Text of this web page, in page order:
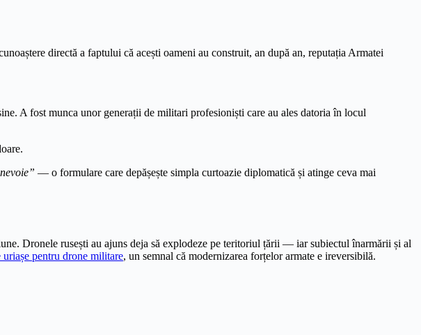
directă a faptului că acești oameni au construit, an după an, reputația Armatei
A fost munca unor generații de militari profesioniști care au ales datoria în locul
— o formulare care depășește simpla curtoazie diplomatică și atinge ceva mai
Dronele rusești au ajuns deja să explodeze pe teritoriul țării — iar subiectul înarmării și al
pentru drone militare, un semnal că modernizarea forțelor armate e ireversibilă.